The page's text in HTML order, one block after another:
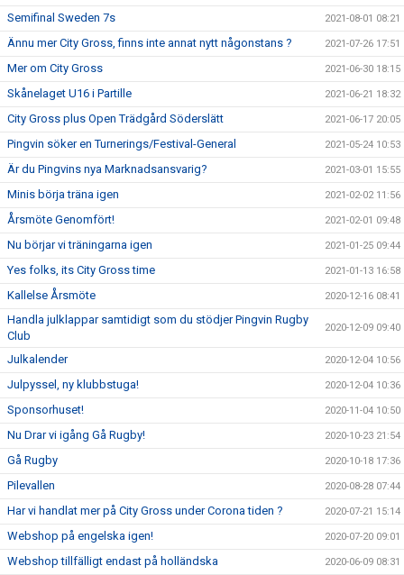
Semifinal Sweden 7s 2021-08-01 08:21
Ännu mer City Gross, finns inte annat nytt någonstans ? 2021-07-26 17:51
Mer om City Gross 2021-06-30 18:15
Skånelaget U16 i Partille 2021-06-21 18:32
City Gross plus Open Trädgård Söderslätt 2021-06-17 20:05
Pingvin söker en Turnerings/Festival-General 2021-05-24 10:53
Är du Pingvins nya Marknadsansvarig? 2021-03-01 15:55
Minis börja träna igen 2021-02-02 11:56
Årsmöte Genomfört! 2021-02-01 09:48
Nu börjar vi träningarna igen 2021-01-25 09:44
Yes folks, its City Gross time 2021-01-13 16:58
Kallelse Årsmöte 2020-12-16 08:41
Handla julklappar samtidigt som du stödjer Pingvin Rugby
Club
2020-12-09 09:40
Julkalender 2020-12-04 10:56
Julpyssel, ny klubbstuga! 2020-12-04 10:36
Sponsorhuset! 2020-11-04 10:50
Nu Drar vi igång Gå Rugby! 2020-10-23 21:54
Gå Rugby 2020-10-18 17:36
Pilevallen 2020-08-28 07:44
Har vi handlat mer på City Gross under Corona tiden ? 2020-07-21 15:14
Webshop på engelska igen! 2020-07-20 09:01
Webshop tillfälligt endast på holländska 2020-06-09 08:31